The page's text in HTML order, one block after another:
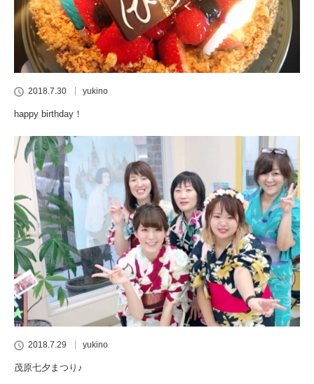
2018.7.30 yukino
happy birthday！
2018.7.29 yukino
茂原七夕まつり♪